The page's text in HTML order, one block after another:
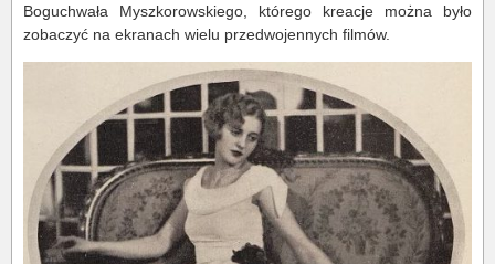
Boguchwała Myszkorowskiego, którego kreacje można było
zobaczyć na ekranach wielu przedwojennych filmów.